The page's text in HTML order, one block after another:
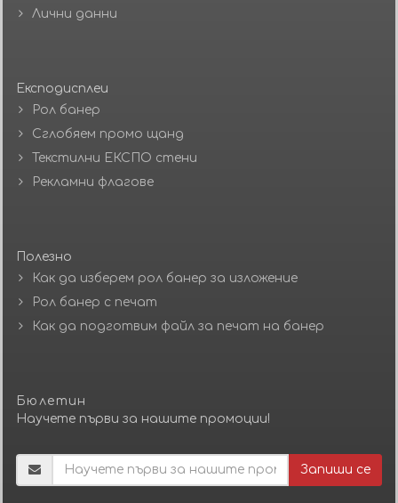
Лични данни
Експодисплеи
Рол банер
Сглобяем промо щанд
Текстилни ЕКСПО стени
Рекламни флагове
Полезно
Как да изберем рол банер за изложение
Рол банер с печат
Как да подготвим файл за печат на банер
Бюлетин
Научете първи за нашите промоции!
Запиши се